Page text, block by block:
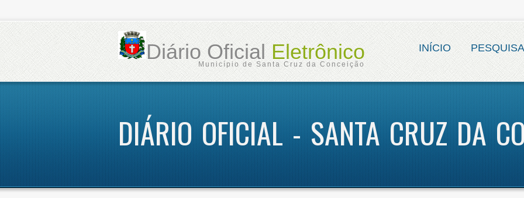
Diário OficialEletrônico
Município de Santa Cruz da Conceição
INÍCIO
DIÁRIO OFICIAL - SANTA CRUZ DA